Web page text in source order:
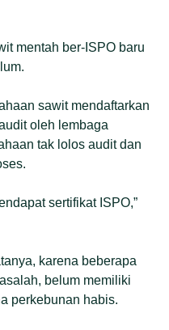
mentah ber-ISPO baru
sawit mendaftarkan
oleh lembaga
tak lolos audit dan
sertifikat ISPO,”
karena beberapa
belum memiliki
perkebunan habis.